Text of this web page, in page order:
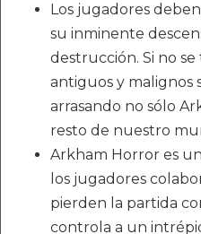
Los jugadores
su inminente
destrucción. Si no
antiguos y malignos
arrasando no sólo
resto de nuestro
Arkham Horror es
los jugadores
pierden la partida
controla a un